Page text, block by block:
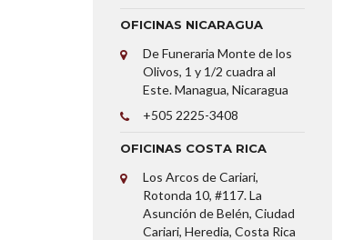
OFICINAS NICARAGUA
De Funeraria Monte de los
Olivos, 1 y 1/2 cuadra al
Este. Managua, Nicaragua
+505 2225-3408
OFICINAS COSTA RICA
Los Arcos de Cariari,
Rotonda 10, #117. La
Asunción de Belén, Ciudad
Cariari, Heredia, Costa Rica